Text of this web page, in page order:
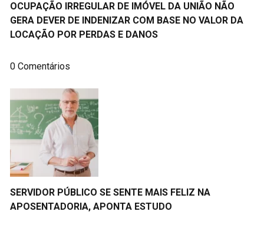
OCUPAÇÃO IRREGULAR DE IMÓVEL DA UNIÃO NÃO
GERA DEVER DE INDENIZAR COM BASE NO VALOR DA
LOCAÇÃO POR PERDAS E DANOS
0 Comentários
SERVIDOR PÚBLICO SE SENTE MAIS FELIZ NA
APOSENTADORIA, APONTA ESTUDO